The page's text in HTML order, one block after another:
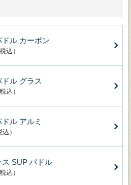
ル カーボン
込）
ル グラス
込）
ル アルミ
）
ス SUP パドル
込）